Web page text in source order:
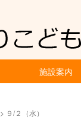
施設案内
> ９/２（水）